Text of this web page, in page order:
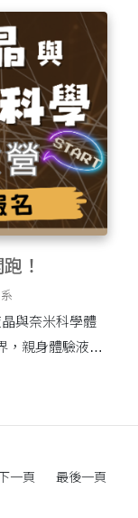
！
，親身體驗液晶
現代科技。這
學....
一頁 最後一頁